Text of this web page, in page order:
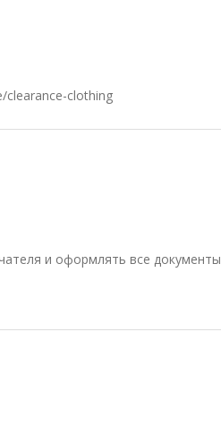
clothing
и оформлять все